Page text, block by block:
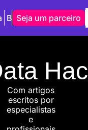
Blog Autores
Seja um parceiro
Com artigos
escritos por
especialistas
e